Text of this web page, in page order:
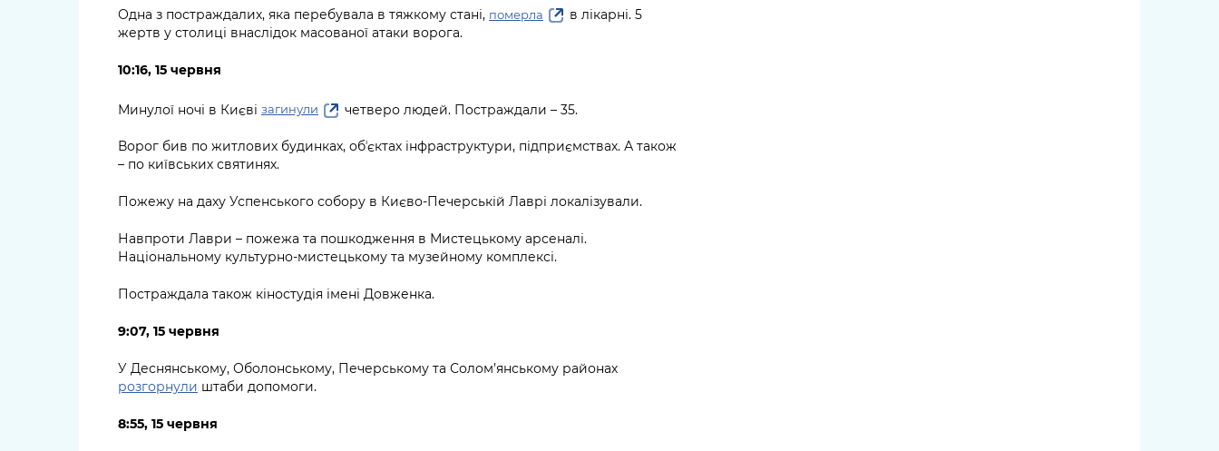
Одна з постраждалих, яка перебувала в тяжкому стані, померла
в лікарні. 5
жертв у столиці внаслідок масованої атаки ворога.
10:16, 15 червня
Минулої ночі в Києві загинули четверо людей. Постраждали – 35.
Ворог бив по житлових будинках, обʼєктах інфраструктури, підприємствах. А також
– по київських святинях.
Пожежу на даху Успенського собору в Києво-Печерській Лаврі локалізували.
Навпроти Лаври – пожежа та пошкодження в Мистецькому арсеналі.
Національному культурно-мистецькому та музейному комплексі.
Постраждала також кіностудія імені Довженка.
9:07, 15 червня
У Деснянському, Оболонському, Печерському та Солом’янському районах
розгорнули штаби допомоги.
8:55, 15 червня